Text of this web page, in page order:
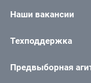
Наши вакансии
Техподдержка
Предвыборная